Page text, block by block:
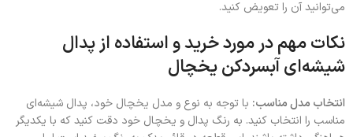
می‌توانید آن را تعویض کنید.
نکات مهم در مورد خرید و استفاده از پدال
شیشه‌ای آبسردکن یخچال
انتخاب مدل مناسب: با توجه به نوع و مدل یخچال خود، پدال شیشه‌ای
مناسب را انتخاب کنید. به رنگ پدال و یخچال خود دقت کنید که با یکدیگر